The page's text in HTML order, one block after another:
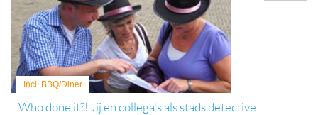
Incl. BBQ/Diner
Who done it?! Jij en collega's als stads detective